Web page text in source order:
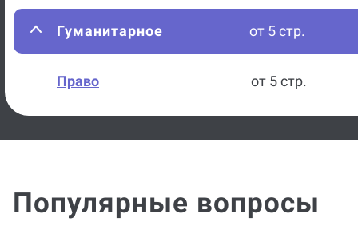
Гуманитарное от 5 стр.
Право от 5 стр.
Популярные вопросы